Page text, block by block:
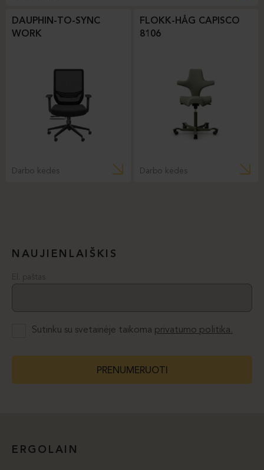
DAUPHIN-TO-SYNC
WORK
Darbo kėdės
FLOKK-HÅG CAPISCO
8106
Darbo kėdės
NAUJIENLAIŠKIS
El. paštas
Sutinku su svetainėje taikoma privatumo politika.
PRENUMERUOTI
ERGOLAIN